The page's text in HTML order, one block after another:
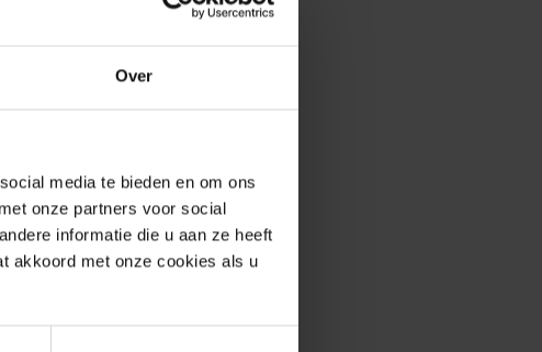
Over
media te bieden en om ons
onze partners voor social
informatie die u aan ze heeft
akkoord met onze cookies als u